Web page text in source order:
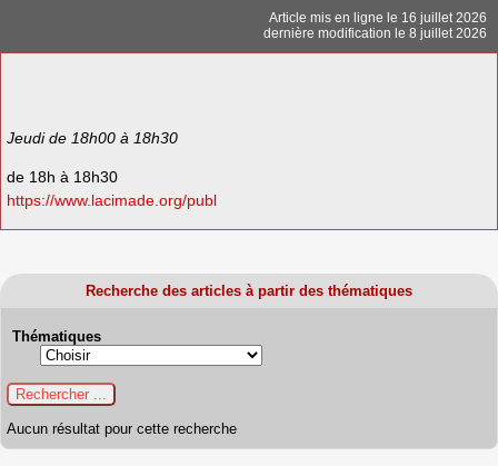
Article mis en ligne le 16 juillet 2026
dernière modification le 8 juillet 2026
Jeudi de 18h00 à 18h30
de 18h à 18h30
https://www.lacimade.org/publ
Recherche des articles à partir des thématiques
Thématiques
Aucun résultat pour cette recherche